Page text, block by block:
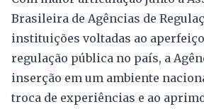
Brasileira de Agências de
instituições voltadas ao
regulação pública no país, a
inserção em um ambiente
troca de experiências e ao